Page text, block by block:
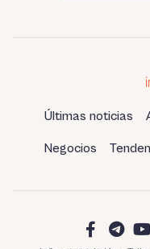
Últimas noticias
Negocios